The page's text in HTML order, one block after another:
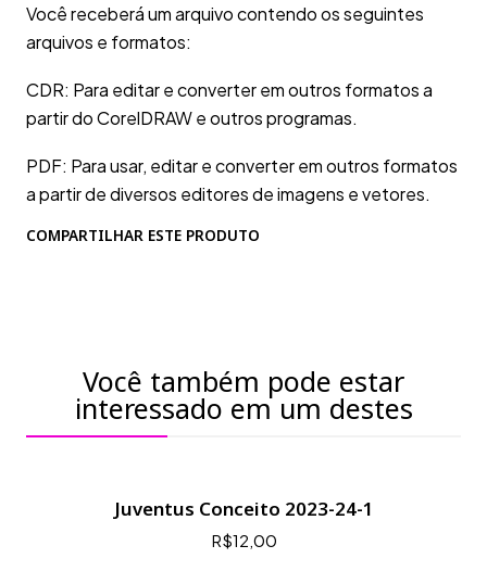
Você receberá um arquivo contendo os seguintes
arquivos e formatos:
CDR: Para editar e converter em outros formatos a
partir do CorelDRAW e outros programas.
PDF: Para usar, editar e converter em outros formatos
a partir de diversos editores de imagens e vetores.
COMPARTILHAR ESTE PRODUTO
Você também pode estar
interessado em um destes
Juventus Conceito 2023-24-1
R$12,00